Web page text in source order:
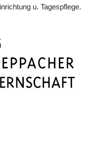
u. Tagespflege.